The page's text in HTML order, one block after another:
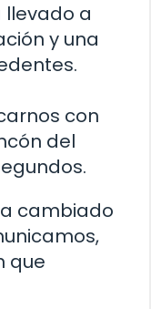
llevado a
y una
con
del
cambiado
que